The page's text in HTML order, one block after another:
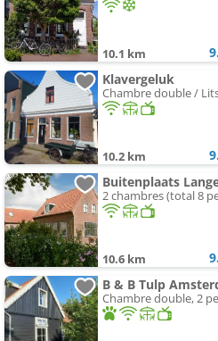
10.1 km
Klavergeluk
Chambre double /
10.2 km
Buitenplaats
2 chambres (total 8
10.6 km
B & B Tulp
Chambre double, 2